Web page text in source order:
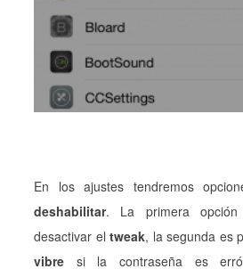
En los ajustes tendremos
deshabilitar. La primera
desactivar eltweak, la segunda es
vibre si la contraseña es